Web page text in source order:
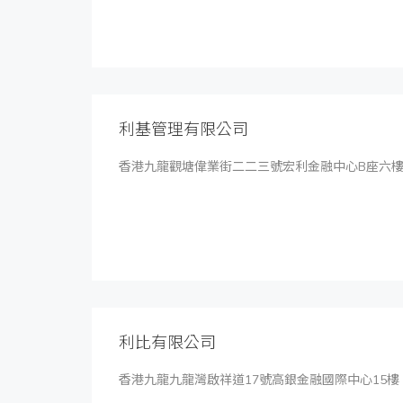
利基管理有限公司
香港九龍觀塘偉業街二二三號宏利金融中心B座六
利比有限公司
香港九龍九龍灣啟祥道17號高銀金融國際中心15樓